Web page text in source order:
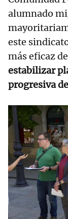
alumnado
este
más eficaz
estabilizar
progresiva